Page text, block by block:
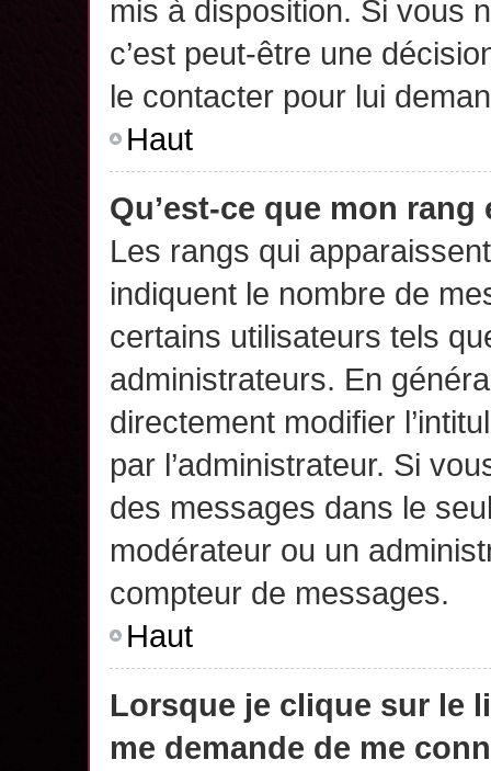
mis à disposition. Si vous
c’est peut-être une
le contacter pour lui
Haut
Qu’est-ce que mon
Les rangs qui
indiquent le nombre de
certains utilisateurs tels
administrateurs. En
directement modifier
par l’administrateur. Si
des messages dans le
modérateur ou un
compteur de messages.
Haut
Lorsque je clique sur le
me demande de me